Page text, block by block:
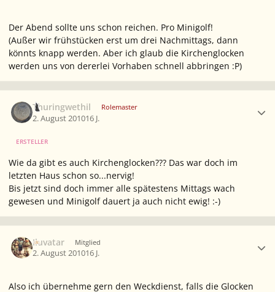
Der Abend sollte uns schon reichen. Pro Minigolf!
(Außer wir frühstücken erst um drei Nachmittags, dann
könnts knapp werden. Aber ich glaub die Kirchenglocken
werden uns von dererlei Vorhaben schnell abbringen :P)
Thuringwethil Rolemaster
2. August 201016 J.
ERSTELLER
Wie da gibt es auch Kirchenglocken??? Das war doch im
letzten Haus schon so...nervig!
Bis jetzt sind doch immer alle spätestens Mittags wach
gewesen und Minigolf dauert ja auch nicht ewig! :-)
Iluvatar Mitglied
2. August 201016 J.
Also ich übernehme gern den Weckdienst, falls die Glocken